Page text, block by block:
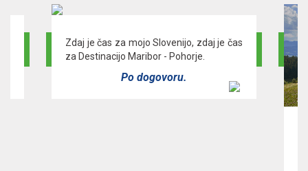
Zdaj je čas za mojo Slovenijo, zdaj je čas
za Destinacijo Maribor - Pohorje.
Po dogovoru.